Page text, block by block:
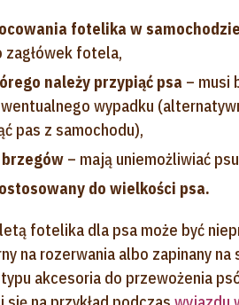
fotelika w samochodzie
zagłówek fotela,
należy przypiąć psa – musi
wypadku
pas z samochodu),
– mają uniemożliwiać
do wielkości psa.
fotelika dla psa może być
na rozerwania albo zapinany
akcesoria do przewożenia